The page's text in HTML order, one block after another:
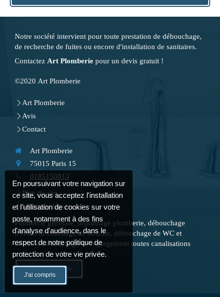
Notre société intervient pour toute prestation de débouchage,
de recherche de fuites ou encore d'installation de sanitaires.
Contactez Art Plomberie pour un devis gratuit !
©2020 Art Plomberie
Art Plomberie
Avis
Contact
Art Plomberie
75015 Paris 15
0185150813
Plan du site
Mentions légales
Plomberie générale, dépannage plomberie, débouchage
d'évier, débouchage de douche, débouchage de WC et
toilettes, débouchage et dégorgement toutes canalisations
Demander un devis
En poursuivant votre navigation sur
ce site, vous acceptez l'installation
et l'utilisation de cookies sur votre
poste, notamment à des fins
d'analyse d'audience, dans le
respect de notre politique de
protection de votre vie privée.
J'ai compris